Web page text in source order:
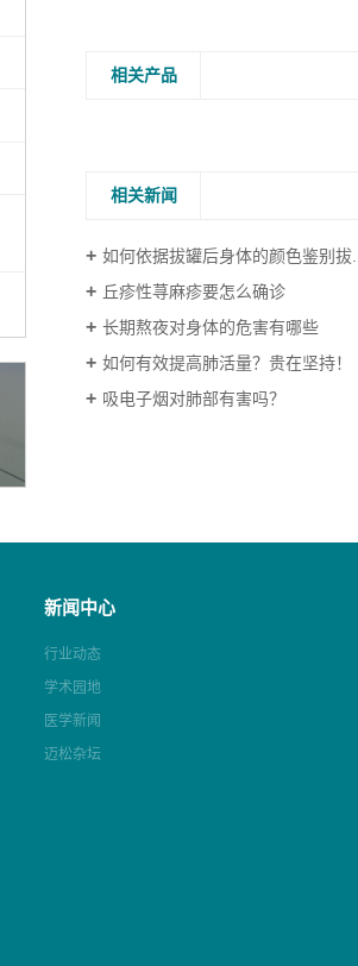
相关产品
相关新闻
如何依据拔罐后身体的颜色鉴别拔...
丘疹性荨麻疹要怎么确诊
长期熬夜对身体的危害有哪些
如何有效提高肺活量？贵在坚持！
吸电子烟对肺部有害吗？
新闻中心
行业动态
学术园地
医学新闻
迈松杂坛